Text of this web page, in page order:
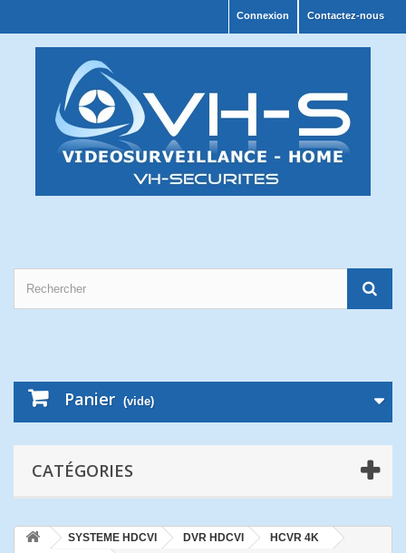
Contactez-nous
Connexion
Panier (vide)
CATÉGORIES
SYSTEME HDCVI DVR HDCVI
HCVR 4K